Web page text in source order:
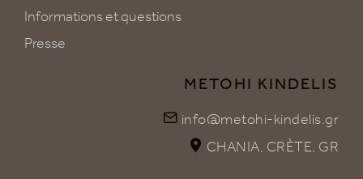
METOHI KINDELIS
info@metohi-kindelis.gr
CHANIA, CRÈTE, GR
Informations et questions
Presse